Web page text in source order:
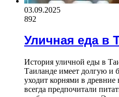
03.09.2025
892
Уличная еда в
История уличной еды в
Таиланде имеет долгую и
уходит корнями в
всегда предпочитали